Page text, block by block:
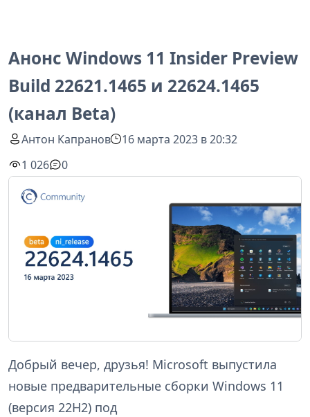
Анонс Windows 11 Insider Preview
Build 22621.1465 и 22624.1465
(канал Beta)
Антон Капранов
16 марта 2023 в 20:32
1 026
0
Добрый вечер, друзья! Microsoft выпустила
новые предварительные сборки Windows 11
(версия 22H2) под